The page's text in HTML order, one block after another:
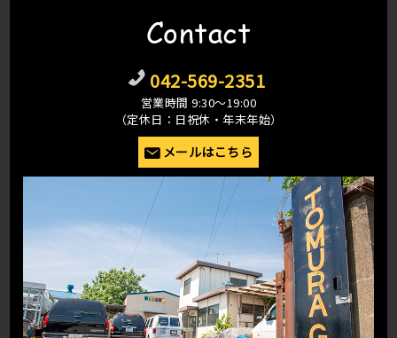
Contact
042-569-2351
営業時間 9:30〜19:00
（定休日：日祝休・年末年始）
メールはこちら